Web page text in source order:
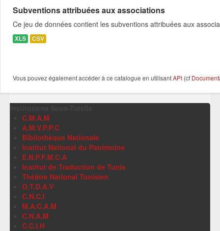
Subventions attribuées aux associations
Ce jeu de données contient les subventions attribuées aux
XLS CSV
Vous pouvez également accéder à ce catalogue en utilisantAPI (cf
C.M.A.M
A.M.V.P.P.C
Bibliothèque Nationale
Institut National du Patrimoine
E.N.P.F.M.C.A
Institut de Traduction de Tunis
Théâtre National Tunisien
O.T.D.A.V
C.N.C.I
M.A.C.A.M
C.N.A.M
C.C.I.H